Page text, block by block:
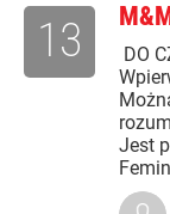
DO
Jest
13